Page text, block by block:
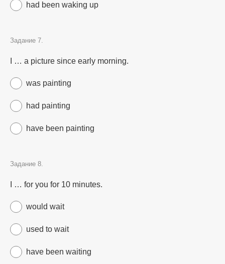
had been waking up
Задание 7.
I … a picture since early morning.
was painting
had painting
have been painting
Задание 8.
I … for you for 10 minutes.
would wait
used to wait
have been waiting